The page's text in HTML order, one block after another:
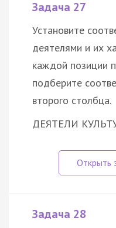
Задача 27
Установите
деятелями и их
каждой позиции
подберите
второго столбца.
ДЕЯТЕЛИ
Задача 28